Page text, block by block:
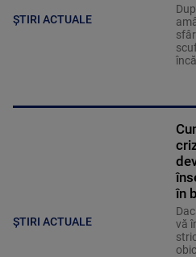
ȘTIRI ACTUALE
ȘTIRI ACTUALE
în
vă